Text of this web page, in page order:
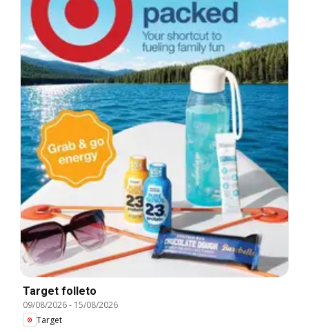
Target folleto
09/08/2026- 15/08/2026
Target